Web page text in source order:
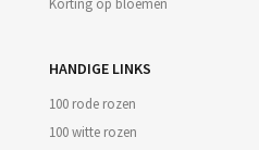
Korting op bloemen
HANDIGE LINKS
100 rode rozen
100 witte rozen